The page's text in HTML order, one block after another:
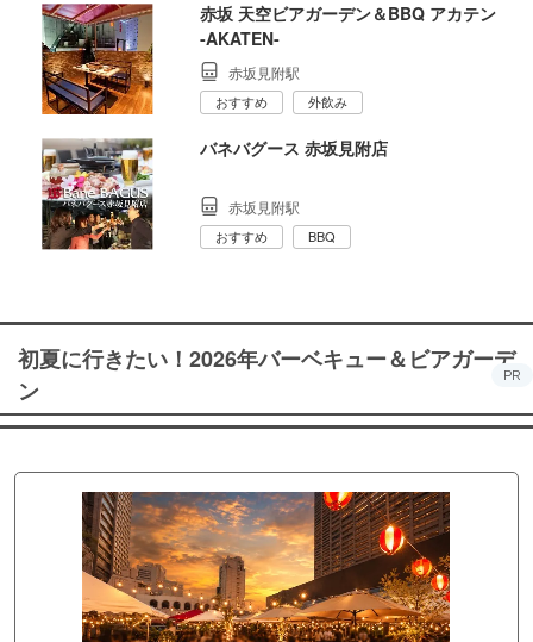
赤坂 天空ビアガーデン＆BBQ アカテン
‐AKATEN‐
赤坂見附駅
おすすめ 外飲み
バネバグース 赤坂見附店
赤坂見附駅
おすすめ BBQ
初夏に行きたい！2026年バーベキュー＆ビアガーデ
ン
PR